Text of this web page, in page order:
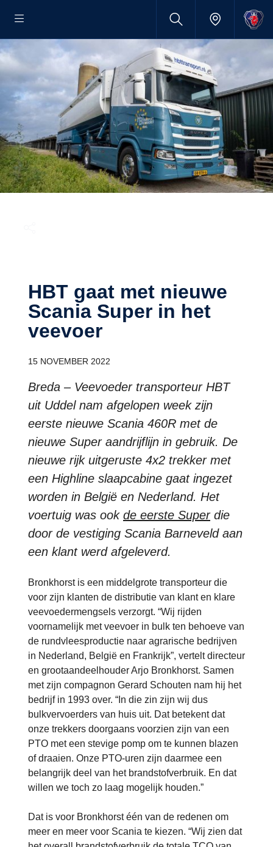
HBT gaat met nieuwe
Scania Super in het
veevoer
15 NOVEMBER 2022
Breda – Veevoeder transporteur HBT
uit Uddel nam afgelopen week zijn
eerste nieuwe Scania 460R met de
nieuwe Super aandrijflijn in gebruik. De
nieuwe rijk uitgeruste 4x2 trekker met
een Highline slaapcabine gaat ingezet
worden in België en Nederland. Het
voertuig was ook de eerste Superdie
door de vestiging Scania Barneveld aan
een klant werd afgeleverd.
Bronkhorst is een middelgrote transporteur die
voor zijn klanten de distributie van klant en klare
veevoedermengsels verzorgt. “Wij rijden
voornamelijk met veevoer in bulk ten behoeve van
de rundvleesproductie naar agrarische bedrijven
in Nederland, België en Frankrijk”, vertelt directeur
en grootaandeelhouder Arjo Bronkhorst. Samen
met zijn compagnon Gerard Schouten nam hij het
bedrijf in 1993 over. “In die zin zijn wij dus
bulkvervoerders van huis uit. Dat betekent dat
onze trekkers doorgaans voorzien zijn van een
PTO met een stevige pomp om te kunnen blazen
of draaien. Onze PTO-uren zijn daarmee een
belangrijk deel van het brandstofverbruik. En dat
willen we toch zo laag mogelijk houden.”
Dat is voor Bronkhorst één van de redenen om
meer en meer voor Scania te kiezen. “Wij zien dat